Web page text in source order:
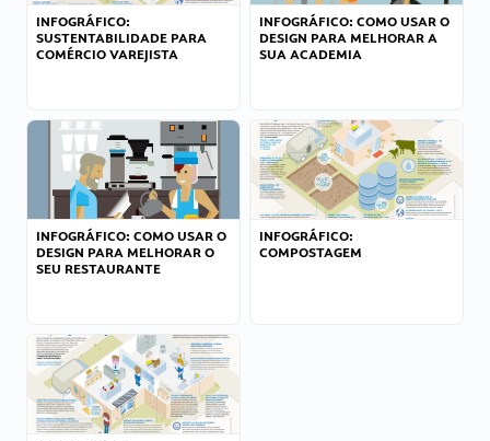
INFOGRÁFICO:
SUSTENTABILIDADE PARA
COMÉRCIO VAREJISTA
INFOGRÁFICO: COMO USAR O
DESIGN PARA MELHORAR A
SUA ACADEMIA
INFOGRÁFICO: COMO USAR O
DESIGN PARA MELHORAR O
SEU RESTAURANTE
INFOGRÁFICO:
COMPOSTAGEM